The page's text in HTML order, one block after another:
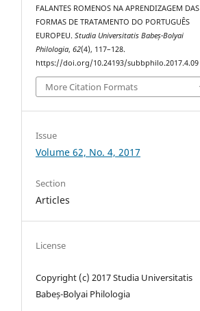
FALANTES ROMENOS NA APRENDIZAGEM DAS
FORMAS DE TRATAMENTO DO PORTUGUÊS
EUROPEU.Studia Universitatis Babeș-Bolyai
Philologia,62(4), 117–128.
https://doi.org/10.24193/subbphilo.2017.4.09
More Citation Formats
Issue
Volume 62, No. 4, 2017
Section
Articles
License
Copyright (c) 2017 Studia Universitatis
Babeș-Bolyai Philologia